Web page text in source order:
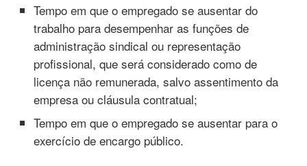
Tempo em que o empregado se ausentar do
trabalho para desempenhar as funções de
administração sindical ou representação
profissional, que será considerado como de
licença não remunerada, salvo assentimento da
empresa ou cláusula contratual;
Tempo em que o empregado se ausentar para o
exercício de encargo público.